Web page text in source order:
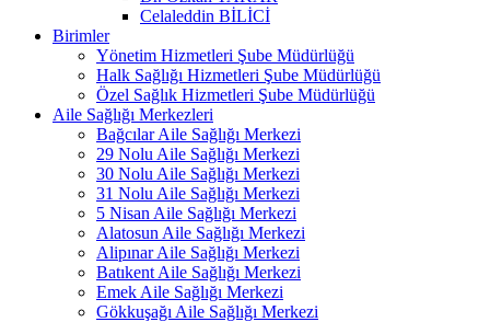
Celaleddin BİLİCİ
Birimler
Yönetim Hizmetleri Şube Müdürlüğü
Halk Sağlığı Hizmetleri Şube Müdürlüğü
Özel Sağlık Hizmetleri Şube Müdürlüğü
Aile Sağlığı Merkezleri
Bağcılar Aile Sağlığı Merkezi
29 Nolu Aile Sağlığı Merkezi
30 Nolu Aile Sağlığı Merkezi
31 Nolu Aile Sağlığı Merkezi
5 Nisan Aile Sağlığı Merkezi
Alatosun Aile Sağlığı Merkezi
Alipınar Aile Sağlığı Merkezi
Batıkent Aile Sağlığı Merkezi
Emek Aile Sağlığı Merkezi
Gökkuşağı Aile Sağlığı Merkezi